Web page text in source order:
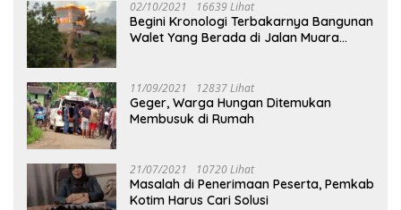
02/10/2021 16639 Lihat
Begini Kronologi Terbakarnya Bangunan
Walet Yang Berada di Jalan Muara
11/09/2021 12837 Lihat
Geger, Warga Hungan Ditemukan
Membusuk di Rumah
21/07/2021 10720 Lihat
Masalah di Penerimaan Peserta, Pemkab
Kotim Harus Cari Solusi